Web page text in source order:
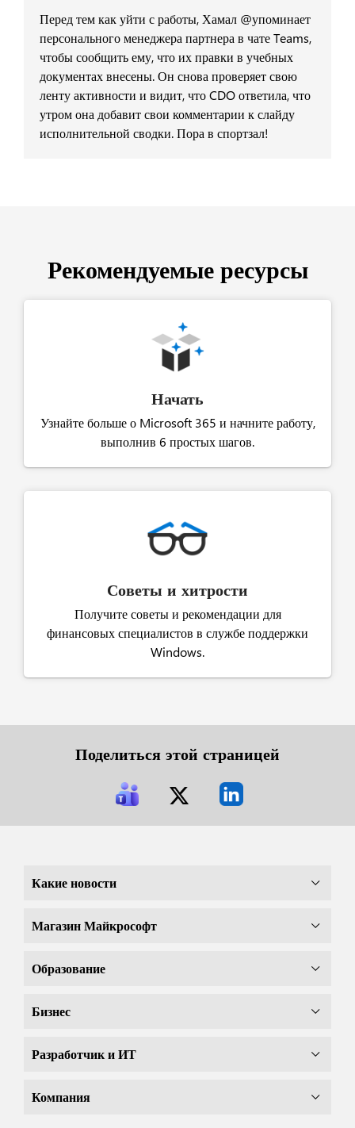
Перед тем как уйти с работы, Хамал @упоминает
персонального менеджера партнера в чате Teams,
чтобы сообщить ему, что их правки в учебных
документах внесены. Он снова проверяет свою
ленту активности и видит, что CDO ответила, что
утром она добавит свои комментарии к слайду
исполнительной сводки. Пора в спортзал!
Рекомендуемые ресурсы
Начать
Узнайте больше о Microsoft 365 и начните работу,
выполнив 6 простых шагов.
Советы и хитрости
Получите советы и рекомендации для
финансовых специалистов в службе поддержки
Windows.
Поделиться этой страницей
Какие новости
Магазин Майкрософт
Образование
Бизнес
Разработчик и ИТ
Компания